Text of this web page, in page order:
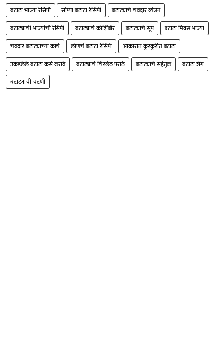
बटाटा भाज्या रेसिपी
सोप्या बटाटा रेसिपी
बटाट्याचे चवदार व्यंजन
बटाट्याची भाज्यांची रेसिपी
बटाट्याचे कोशिंबीर बटाट्याचे सूप
बटाटा मिक्स भाज्या
चवदार बटाट्याच्या काचे
लोणचं बटाटा रेसिपी
आकारात कुरकुरीत बटाटा
उकडलेले बटाटा कसे करावे
बटाट्याचे चिरलेले पराठे बटाट्याचे सहेतुक
बटाटा शेंग
बटाट्याची चटणी